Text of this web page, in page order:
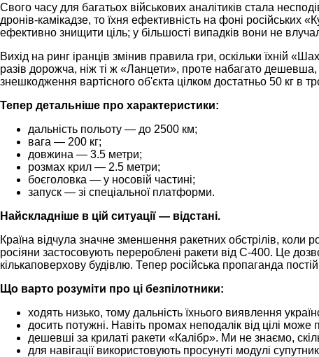
Свого часу для багатьох військових аналітиків стала
дронів-камікадзе, то їхня ефективність на фоні російських
ефективно знищити ціль; у більшості випадків вони не
Вихід на ринг іранців змінив правила гри, оскільки їхній
разів дорожча, ніж ті ж «Ланцети», проте набагато
знешкодження вартісного об'єкта цілком достатньо 50 кг в
Тепер детальніше про характеристики:
дальність польоту — до 2500 км;
вага — 200 кг;
довжина — 3.5 метри;
розмах крил — 2.5 метри;
боєголовка — у носовій частині;
запуск — зі спеціальної платформи.
Найскладніше в цій ситуації — відстані.
Країна відчула значне зменшення ракетних обстрілів, коли
росіяни застосовують перероблені ракети від С-400. Це
кількаповерхову будівлю. Тепер російська пропаганда
Що варто розуміти про ці безпілотники:
ходять низько, тому дальність їхнього виявлення
досить потужні. Навіть промах неподалік від цілі може
дешевші за крилаті ракети «Калібр». Ми не знаємо,
для навігації використовують просунуті модулі